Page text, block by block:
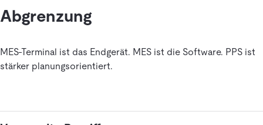
Abgrenzung
MES-Terminal ist das Endgerät. MES ist die Software. PPS ist
stärker planungsorientiert.